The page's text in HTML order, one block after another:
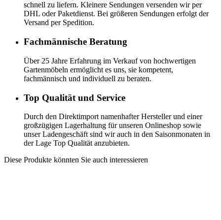
schnell zu liefern. Kleinere Sendungen versenden wir per
DHL oder Paketdienst. Bei größeren Sendungen erfolgt der
Versand per Spedition.
Fachmännische Beratung
Über 25 Jahre Erfahrung im Verkauf von hochwertigen
Gartenmöbeln ermöglicht es uns, sie kompetent,
fachmännisch und individuell zu beraten.
Top Qualität und Service
Durch den Direktimport namenhafter Hersteller und einer
großzügigen Lagerhaltung für unseren Onlineshop sowie
unser Ladengeschäft sind wir auch in den Saisonmonaten in
der Lage Top Qualität anzubieten.
Diese Produkte könnten Sie auch interessieren